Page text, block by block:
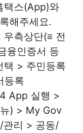
택스(App)와
해주세요.
측상단(≡ 전
융인증서 등
택 > 주민등록
등록
App 실행 >
) > My Gov
관리 > 공동/